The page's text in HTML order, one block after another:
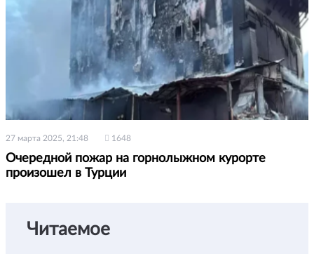
27 марта 2025, 21:48 1648
Очередной пожар на горнолыжном курорте
произошел в Турции
Читаемое